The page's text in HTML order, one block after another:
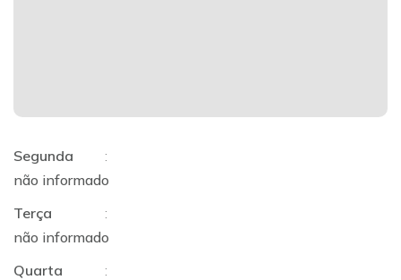
Segunda
:
não informado
Terça
:
não informado
Quarta
: